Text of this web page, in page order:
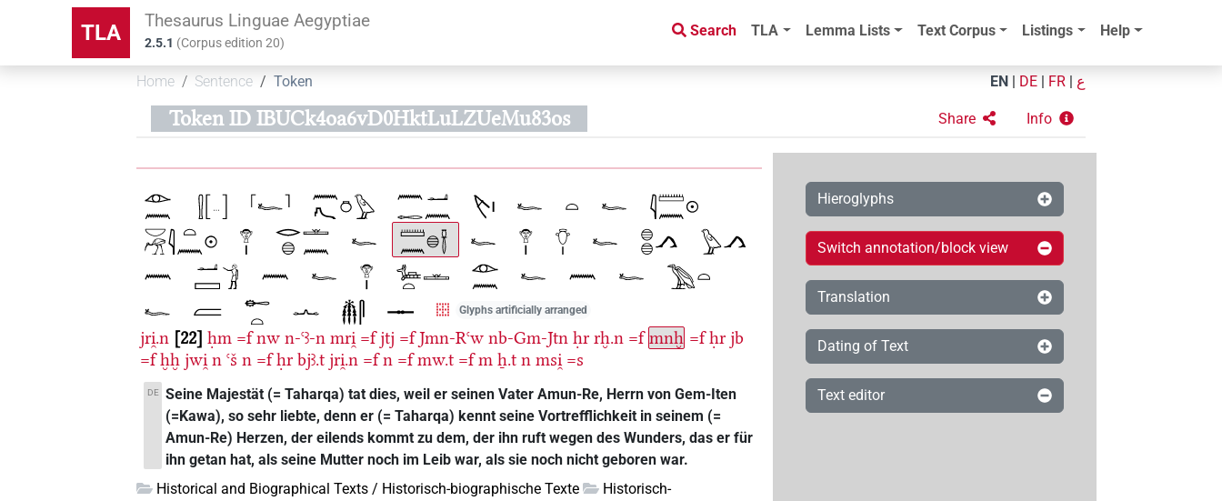
TLA Thesaurus Linguae Aegyptiae
2.5.1 (Corpus edition20)
Search TLA Lemma Lists Text Corpus Listings Help
Home Sentence Token EN DE FR ع
Token ID IBUCk4oa6vD0HktLuLZUeMu83os Share Info
Glyphs artificially arranged
jri̯.n 22 ḥm =f nw n-ꜥꜣ-n mri̯ =f jtj =f Jmn-Rꜥw nb-Gm-Jtn ḥr rḫ.n =f mnḫ =f ḥr jb
=f ḫḫ jwi̯ n ꜥš n =f ḥr bjꜣ.t jri̯.n =f n =f mw.t =f m ẖ.t n msi̯ =s
DE Seine Majestät (= Taharqa) tat dies, weil er seinen Vater Amun-Re, Herrn von Gem-Iten
(=Kawa), so sehr liebte, denn er (= Taharqa) kennt seine Vortrefflichkeit in seinem (=
Amun-Re) Herzen, der eilends kommt zu dem, der ihn ruft wegen des Wunders, das er für
ihn getan hat, als seine Mutter noch im Leib war, als sie noch nicht geboren war.
Historical and Biographical Texts / Historisch-biographische Texte
Historisch-
Hieroglyphs
Switch annotation/block view
Translation
Dating of Text
Text editor